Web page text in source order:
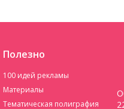
Полезно
100 идей рекламы
Материалы
Тематическая полиграфия